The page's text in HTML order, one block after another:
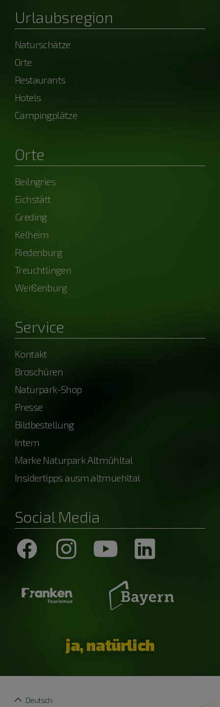
Urlaubsregion
Naturschätze
Orte
Restaurants
Hotels
Campingplätze
Orte
Beilngries
Eichstätt
Greding
Kelheim
Riedenburg
Treuchtlingen
Weißenburg
Service
Kontakt
Broschüren
Naturpark-Shop
Presse
Bildbestellung
Intern
Marke Naturpark Altmühltal
Insidertipps ausm.altmuehltal
Social Media
ja, natürlich
Deutsch